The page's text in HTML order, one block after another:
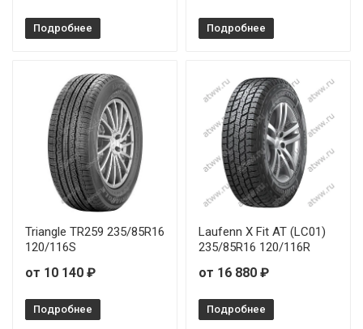
Подробнее Подробнее
Triangle TR259 235/85R16
120/116S
от 10 140 ₽
Подробнее
Laufenn X Fit AT (LC01)
235/85R16 120/116R
от 16 880 ₽
Подробнее